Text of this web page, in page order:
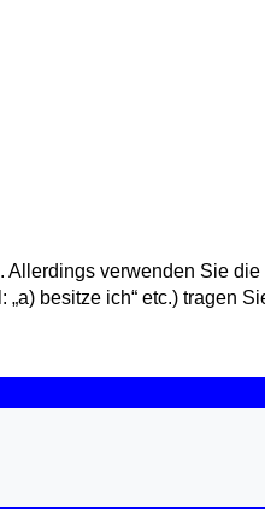
verwenden Sie die
besitze ich“ etc.) tragen